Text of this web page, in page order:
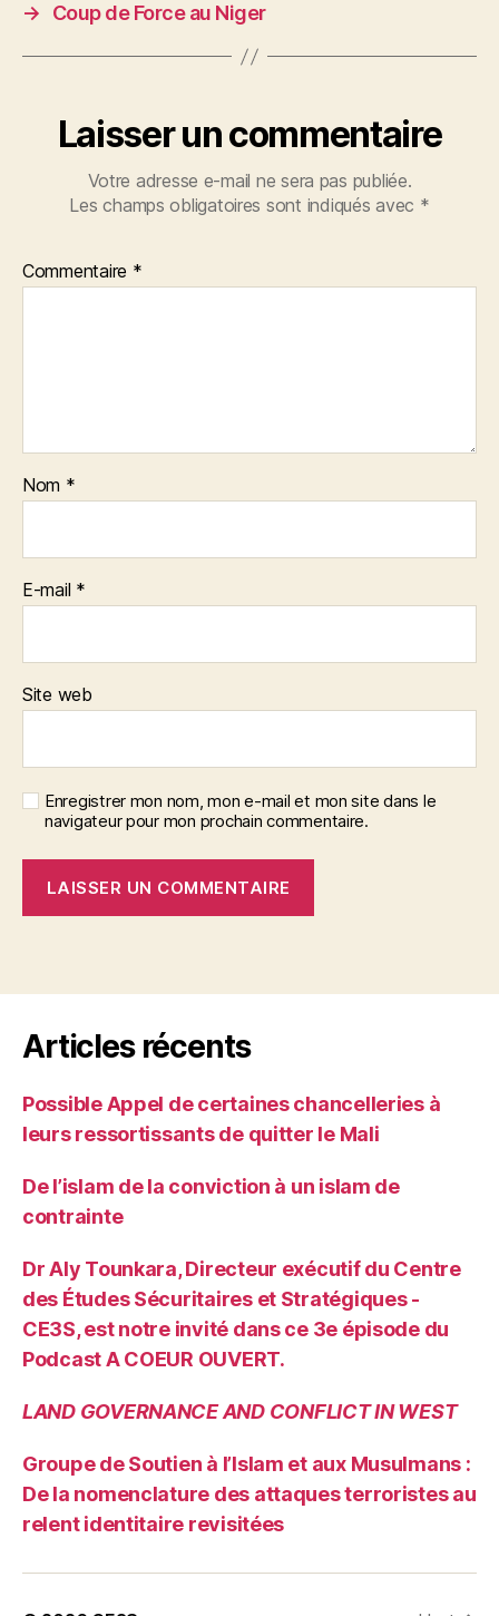
→
Coup de Force au Niger
Laisser un commentaire
Votre adresse e-mail ne sera pas publiée.
Les champs obligatoires sont indiqués avec *
Commentaire *
Nom *
E-mail *
Site web
Enregistrer mon nom, mon e-mail et mon site dans le
navigateur pour mon prochain commentaire.
Articles récents
Possible Appel de certaines chancelleries à
leurs ressortissants de quitter le Mali
De l’islam de la conviction à un islam de
contrainte
Dr Aly Tounkara, Directeur exécutif du Centre
des Études Sécuritaires et Stratégiques -
CE3S, est notre invité dans ce 3e épisode du
Podcast A COEUR OUVERT.
LAND GOVERNANCE AND CONFLICT IN WEST
Groupe de Soutien à l’Islam et aux Musulmans :
De la nomenclature des attaques terroristes au
relent identitaire revisitées